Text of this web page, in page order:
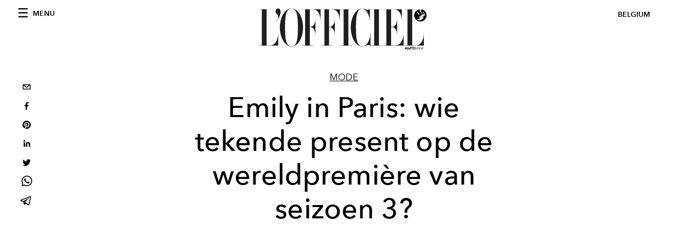
MENU BELGIUM
MODE
Emily in Paris: wie
tekende present op de
wereldpremière van
seizoen 3?